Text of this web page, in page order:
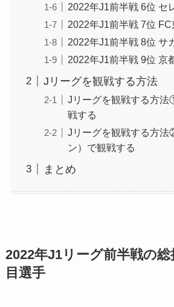
2022年J1前半戦 6位 セ
2022年J1前半戦 7位 FC
2022年J1前半戦 8位 サ
2022年J1前半戦 9位 京
Jリーグを観戦する方法
Jリーグを観戦する方
戦する
Jリーグを観戦する方
ン）で観戦する
まとめ
2022年J1リーグ前半戦の
目選手